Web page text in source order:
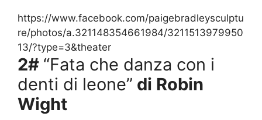
https://www.facebook.com/paigebradleysculptu
re/photos/a.321148354661984/3211513979950
13/?type=3&theater
2# “Fata che danza con i
denti di leone” di Robin
Wight